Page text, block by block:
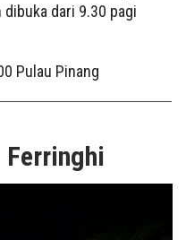
dari 9.30 pagi
Pulau Pinang